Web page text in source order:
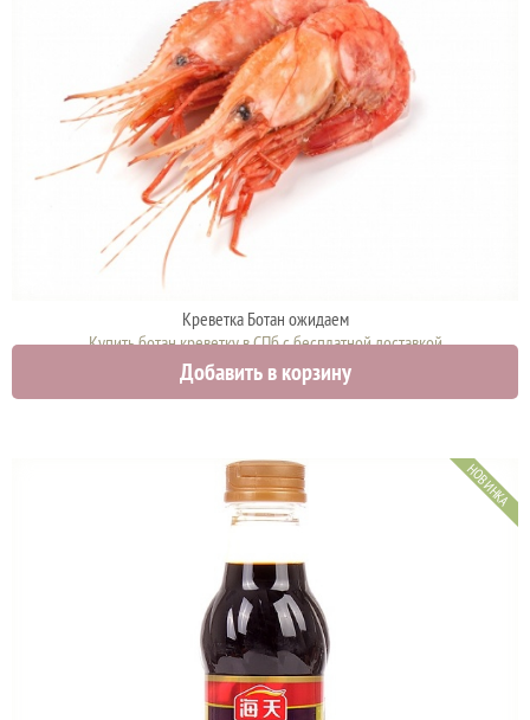
Креветка Ботан ожидаем
Купить ботан креветку в СПб с бесплатной доставкой
0 руб.
Добавить в корзину
НОВИНКА